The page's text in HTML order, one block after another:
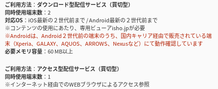
ご利用方法
ダウンロード型配信サービス（買切型）
同時使用端末数
2
対応OS
iOS最新の２世代前まで / Android最新の２世代前まで
※コンテンツの使用にあたり、専用ビューアisho.jpが必要
※Androidは、Android２世代前の端末のうち、国内キャリア経由で販売されている端
末（Xperia、GALAXY、AQUOS、ARROWS、Nexusなど）にて動作確認しています
必要メモリ容量
60 MB以上
ご利用方法
アクセス型配信サービス（買切型）
同時使用端末数
1
※インターネット経由でのWEBブラウザによるアクセス参照